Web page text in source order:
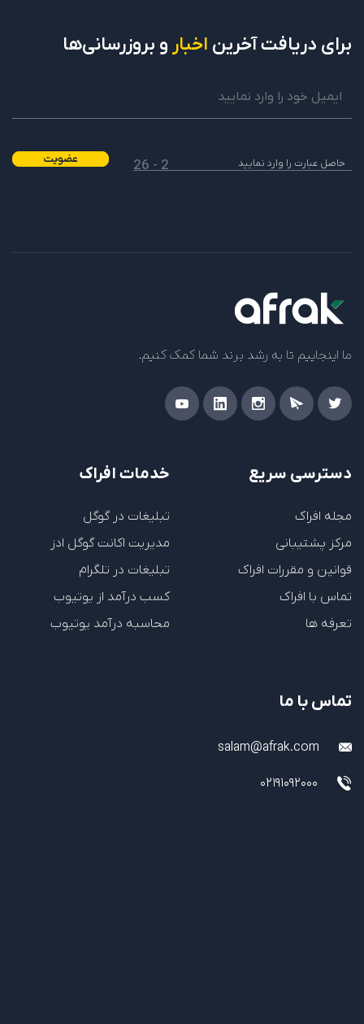
برای دریافتآخرین اخبار و بروزرسانی‌ها
2 - 26 عضویت
ما اینجاییم تا به رشد برند شما کمک کنیم.
دسترسی سریع
مجله افراک
مرکز پشتیبانی
قوانین و مقررات افراک
تماس با افراک
تعرفه ها
خدمات افراک
تبلیغات در گوگل
مدیریت اکانت گوگل ادز
تبلیغات در تلگرام
کسب درآمد از یوتیوب
محاسبه درآمد یوتیوب
تماس با ما
salam@afrak.com
02191092000